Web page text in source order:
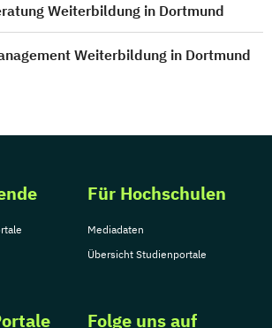
Weiterbildung in Dortmund
Weiterbildung in Dortmund
Für Hochschulen
Mediadaten
Übersicht Studienportale
Folge uns auf